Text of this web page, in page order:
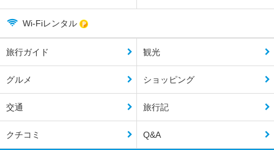
Wi-Fiレンタル
旅行ガイド 観光
グルメ ショッピング
交通 旅行記
クチコミ Q&A